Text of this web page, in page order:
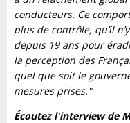
conducteurs. Ce
plus de contrôle, qu’il
depuis 19 ans pour
la perception des
quel que soit le
mesures prises."
Écoutez l'interview de